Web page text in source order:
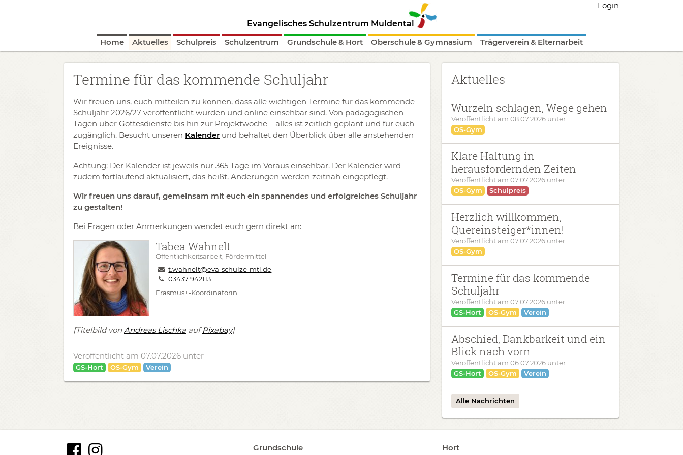
Evangelisches Schulzentrum Muldental
Login
Home Aktuelles Schulpreis Schulzentrum Grundschule & Hort Oberschule & Gymnasium Trägerverein & Elternarbeit
Termine für das kommende Schuljahr
Wir freuen uns, euch mitteilen zu können, dass alle wichtigen Termine für das kommende
Schuljahr 2026/27 veröffentlicht wurden und online einsehbar sind. Von pädagogischen
Tagen über Gottesdienste bis hin zur Projektwoche – alles ist zeitlich geplant und für euch
zugänglich. Besucht unseren Kalender und behaltet den Überblick über alle anstehenden
Ereignisse.
Achtung: Der Kalender ist jeweils nur 365 Tage im Voraus einsehbar. Der Kalender wird
zudem fortlaufend aktualisiert, das heißt, Änderungen werden zeitnah eingepflegt.
Wir freuen uns darauf, gemeinsam mit euch ein spannendes und erfolgreiches Schuljahr
zu gestalten!
Bei Fragen oder Anmerkungen wendet euch gern direkt an:
Tabea Wahnelt
Öffentlichkeitsarbeit, Fördermittel
t.wahnelt@eva-schulze-mtl.de
03437 942113
Erasmus+-Koordinatorin
[Titelbild von Andreas Lischka aufPixabay]
Veröffentlicht am 07.07.2026 unter
GS-Hort OS-Gym Verein
Aktuelles
Wurzeln schlagen, Wege gehen
Veröffentlicht am 08.07.2026 unter
OS-Gym
Klare Haltung in
herausfordernden Zeiten
Veröffentlicht am 07.07.2026 unter
OS-Gym
Schulpreis
Herzlich willkommen,
Quereinsteiger*innen!
Veröffentlicht am 07.07.2026 unter
OS-Gym
Termine für das kommende
Schuljahr
Veröffentlicht am 07.07.2026 unter
GS-Hort
OS-Gym Verein
Abschied, Dankbarkeit und ein
Blick nach vorn
Veröffentlicht am 06.07.2026 unter
GS-Hort
OS-Gym Verein
Alle Nachrichten
Grundschule
Hort